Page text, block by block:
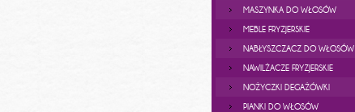
MASZYNKA DO WŁOSÓW
MEBLE FRYZJERSKIE
NABŁYSZCZACZ DO WŁOSÓW
NAWILŻACZE FRYZJERSKIE
NOŻYCZKI DEGAŻÓWKI
PIANKI DO WŁOSÓW